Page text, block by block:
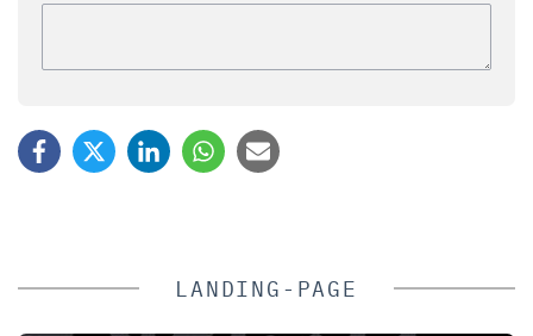
LANDING-PAGE